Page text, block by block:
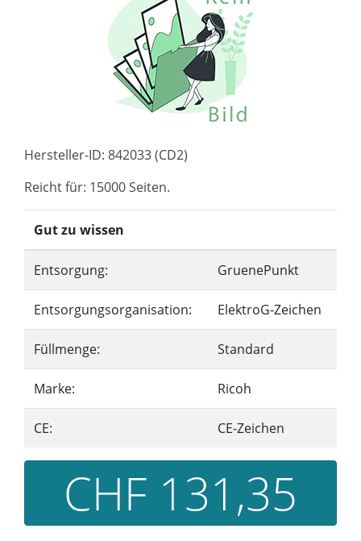
Hersteller-ID: 842033 (CD2)
Reicht für: 15000 Seiten.
Gut zu wissen
Entsorgung: GruenePunkt
Entsorgungsorganisation: ElektroG-Zeichen
Füllmenge: Standard
Marke: Ricoh
CE: CE-Zeichen
CHF 131,35